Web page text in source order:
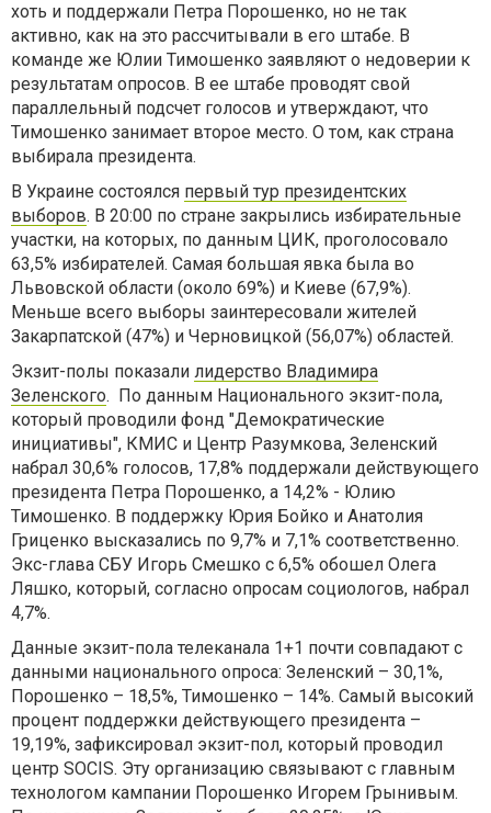
хоть и поддержали Петра Порошенко, но не так
активно, как на это рассчитывали в его штабе. В
команде же Юлии Тимошенко заявляют о недоверии к
результатам опросов. В ее штабе проводят свой
параллельный подсчет голосов и утверждают, что
Тимошенко занимает второе место. О том, как страна
выбирала президента.
В Украине состоялся первый тур президентских
выборов. В 20:00 по стране закрылись избирательные
участки, на которых, по данным ЦИК, проголосовало
63,5% избирателей. Самая большая явка была во
Львовской области (около 69%) и Киеве (67,9%).
Меньше всего выборы заинтересовали жителей
Закарпатской (47%) и Черновицкой (56,07%) областей.
Экзит-полы показали лидерство Владимира
Зеленского. По данным Национального экзит-пола,
который проводили фонд "Демократические
инициативы", КМИС и Центр Разумкова, Зеленский
набрал 30,6% голосов, 17,8% поддержали действующего
президента Петра Порошенко, а 14,2% - Юлию
Тимошенко. В поддержку Юрия Бойко и Анатолия
Гриценко высказались по 9,7% и 7,1% соответственно.
Экс-глава СБУ Игорь Смешко с 6,5% обошел Олега
Ляшко, который, согласно опросам социологов, набрал
4,7%.
Данные экзит-пола телеканала 1+1 почти совпадают с
данными национального опроса: Зеленский – 30,1%,
Порошенко – 18,5%, Тимошенко – 14%. Самый высокий
процент поддержки действующего президента –
19,19%, зафиксировал экзит-пол, который проводил
центр SOCIS. Эту организацию связывают с главным
технологом кампании Порошенко Игорем Грынивым.